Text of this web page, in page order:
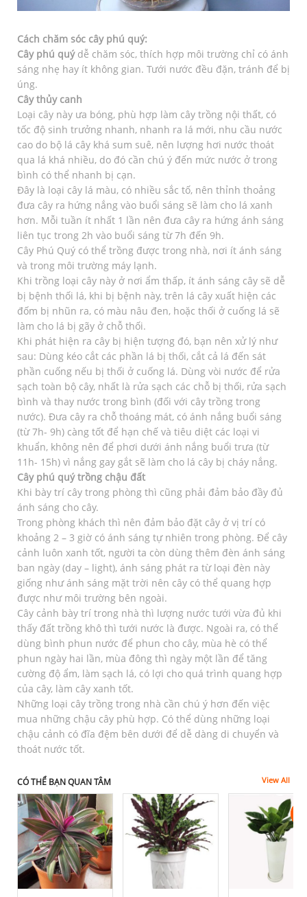
Cách chăm sóc cây phú quý:
Cây phú quýdễ chăm sóc, thích hợp môi trường chỉ có ánh
sáng nhẹ hay ít không gian. Tưới nước đều đặn, tránh để bị
úng.
Cây thủy canh
Loại cây này ưa bóng, phù hợp làm cây trồng nội thất, có
tốc độ sinh trưởng nhanh, nhanh ra lá mới, nhu cầu nước
cao do bộ lá cây khá sum suê, nên lượng hơi nước thoát
qua lá khá nhiều, do đó cần chú ý đến mức nước ở trong
bình có thể nhanh bị cạn.
Đây là loại cây lá màu, có nhiều sắc tố, nên thỉnh thoảng
đưa cây ra hứng nắng vào buổi sáng sẽ làm cho lá xanh
hơn. Mỗi tuần ít nhất 1 lần nên đưa cây ra hứng ánh sáng
liên tục trong 2h vào buổi sáng từ 7h đến 9h.
Cây Phú Quý có thể trồng được trong nhà, nơi ít ánh sáng
và trong môi trường máy lạnh.
Khi trồng loại cây này ở nơi ẩm thấp, ít ánh sáng cây sẽ dễ
bị bệnh thối lá, khi bị bệnh này, trên lá cây xuất hiện các
đốm bị nhũn ra, có màu nâu đen, hoặc thối ở cuống lá sẽ
làm cho lá bị gãy ở chỗ thối.
Khi phát hiện ra cây bị hiện tượng đó, bạn nên xử lý như
sau: Dùng kéo cắt các phần lá bị thối, cắt cả lá đến sát
phần cuống nếu bị thối ở cuống lá. Dùng vòi nước để rửa
sạch toàn bộ cây, nhất là rửa sạch các chỗ bị thối, rửa sạch
bình và thay nước trong bình (đối với cây trồng trong
nước). Đưa cây ra chỗ thoáng mát, có ánh nắng buổi sáng
(từ 7h- 9h) càng tốt để hạn chế và tiêu diệt các loại vi
khuẩn, không nên để phơi dưới ánh nắng buổi trưa (từ
11h- 15h) vì nắng gay gắt sẽ làm cho lá cây bị cháy nắng.
Cây phú quý trồng chậu đất
Khi bày trí cây trong phòng thì cũng phải đảm bảo đầy đủ
ánh sáng cho cây.
Trong phòng khách thì nên đảm bảo đặt cây ở vị trí có
khoảng 2 – 3 giờ có ánh sáng tự nhiên trong phòng. Để cây
cảnh luôn xanh tốt, người ta còn dùng thêm đèn ánh sáng
ban ngày (day – light), ánh sáng phát ra từ loại đèn này
giống như ánh sáng mặt trời nên cây có thể quang hợp
được như môi trường bên ngoài.
Cây cảnh bày trí trong nhà thì lượng nước tưới vừa đủ khi
thấy đất trồng khô thì tưới nước là được. Ngoài ra, có thể
dùng bình phun nước để phun cho cây, mùa hè có thể
phun ngày hai lần, mùa đông thì ngày một lần để tăng
cường độ ẩm, làm sạch lá, có lợi cho quá trình quang hợp
của cây, làm cây xanh tốt.
Những loại cây trồng trong nhà cần chú ý hơn đến việc
mua những chậu cây phù hợp. Có thể dùng những loại
chậu cảnh có đĩa đệm bên dưới để dễ dàng di chuyển và
thoát nước tốt.
CÓ THỂ BẠN QUAN TÂM View All